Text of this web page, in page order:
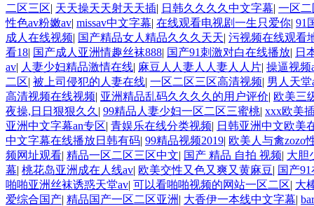
二区三区| 天天操天天射天天插| 日韩久久久久中文字幕| 一区
性色av粉嫩av| missav中文字幕| 在线观看电视剧一生只爱你| 91
成人在线视频| 国产精品女人精品久久久天天| 污视频在线观看
看18| 国产成人亚洲情趣丝袜888| 国产91刺激对白在线播放| 日
av| 人妻少妇精品激情在线| 麻豆人人妻人人妻人人片| 操逼视频
二区| 被上司侵犯的人妻在线| 一区二区三区高清视频| 男人天
高清视频在线视频| 亚洲精品乱码久久久久的用户评价| 欧美三
夜操,日日狠狠久久 | 99精品人妻少妇一区二区三蜜桃| xxx欧美
亚洲中文字幕an专区| 青娱乐在线分类视频| 日韩亚洲中文欧美
中文字幕在线播放日韩有码| 99精品视频2019| 欧美人与禽zozo
频网址观看| 精品一区二区三区中文| 国产 精品 自拍 视频| 大胆
幕| 桃花岛亚洲成在人线av| 欧美交性又色又爽又黄麻豆| 国产
啪啪亚洲丝袜诱惑天堂av| 可以看啪啪视频的网站一区二区| 大
爱综合国产| 精品国产一区二区亚洲 | 大香伊一本线中文字幕|